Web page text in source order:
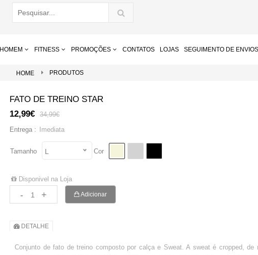
HOMEM FITNESS PROMOÇÕES CONTATOS LOJAS SEGUIMENTO DE ENVIOS
HOME PRODUTOS
FATO DE TREINO STAR
12,99€
34,99€
Entrega : Imediata
Tamanho L Cor
Disponivel na Loja
- + Adicionar
DETALHE
Conjunto de fato de treino composto por calça e Sweat. A sweat é cropped, de